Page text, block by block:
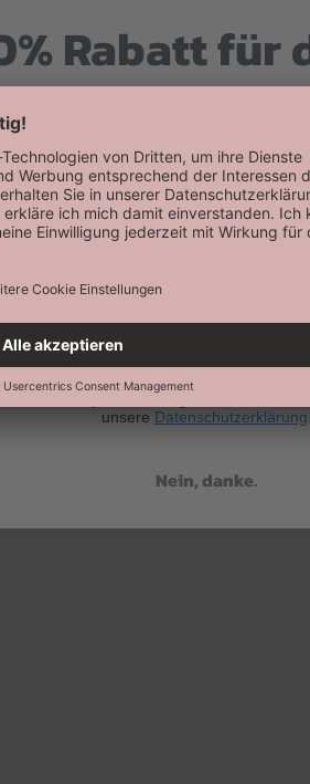
Rabatt für
Willkommensrabatt auf deine erste
erhalten!
Abonnieren
Keine Datenweitergabe an Dritte. Eine
jederzeit möglich. Hier findest
unsere Datenschutzerklärung
Nein, danke.